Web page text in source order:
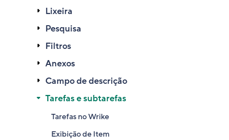
Lixeira
Pesquisa
Filtros
Anexos
Campo de descrição
Tarefas e subtarefas
Tarefas no Wrike
Exibição de Item